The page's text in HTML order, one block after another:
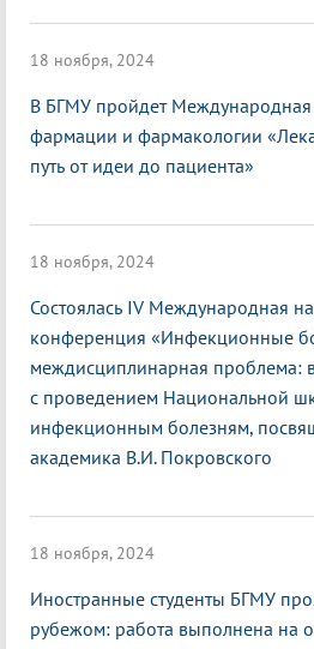
18 ноября, 2024
В БГМУ пройдет
фармации и фармакологии
путь от идеи до пациента»
18 ноября, 2024
Состоялась IV Международная
конференция «Инфекционные
междисциплинарная проблема:
с проведением Национальной
инфекционным болезням,
академика В.И. Покровского
18 ноября, 2024
Иностранные студенты БГМУ
рубежом: работа выполнена на